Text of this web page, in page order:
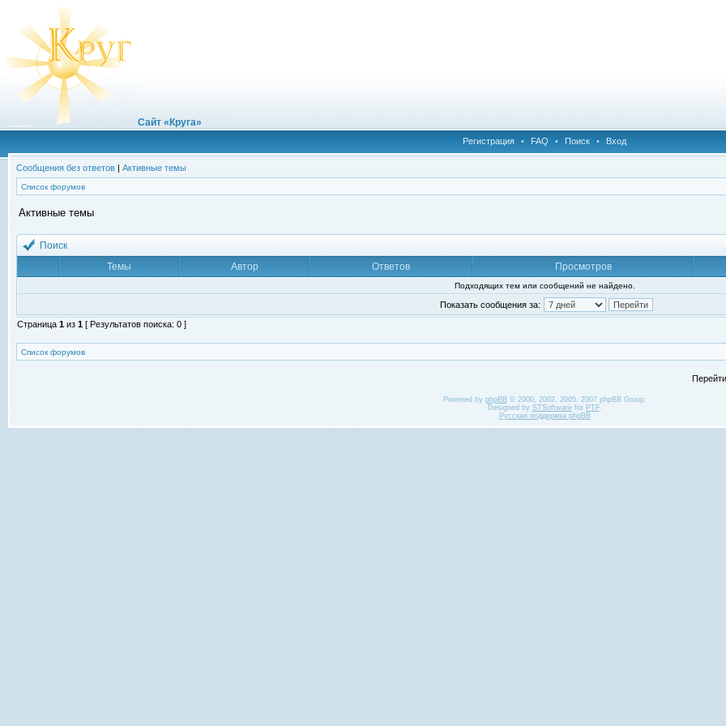
Сайт «Круга»
Регистрация • FAQ • Поиск • Вход
Сообщения без ответов | Активные темы
Список форумов
Активные темы
Поиск
Темы
Автор Ответов Просмотров
Подходящих тем или сообщений не найдено.
Показать сообщения за:
Страница 1 из 1 [ Результатов поиска: 0 ]
Список форумов
Powered by phpBB© 2000, 2002, 2005, 2007 phpBB Group.
Designed by STSoftwarefor PTF.
Русская поддержка phpBB